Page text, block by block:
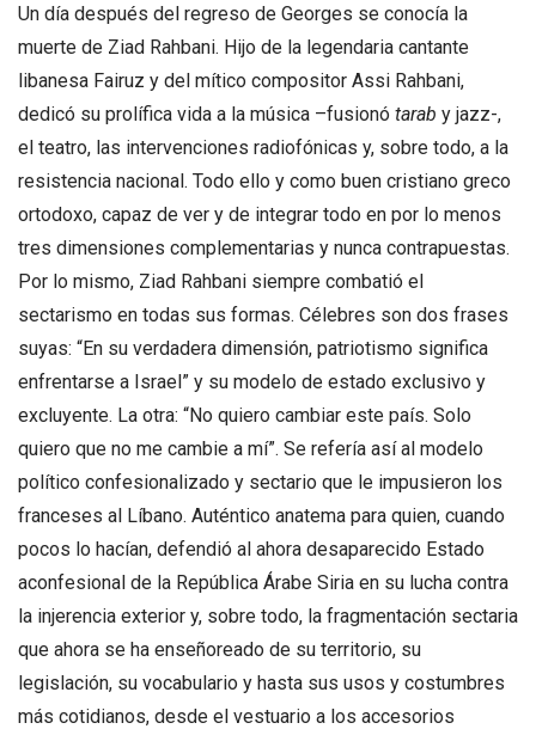
Un día después del regreso de Georges se conocía la
muerte de Ziad Rahbani. Hijo de la legendaria cantante
libanesa Fairuz y del mítico compositor Assi Rahbani,
dedicó su prolífica vida a la música –fusionó tarab y jazz-,
el teatro, las intervenciones radiofónicas y, sobre todo, a la
resistencia nacional. Todo ello y como buen cristiano greco
ortodoxo, capaz de ver y de integrar todo en por lo menos
tres dimensiones complementarias y nunca contrapuestas.
Por lo mismo, Ziad Rahbani siempre combatió el
sectarismo en todas sus formas. Célebres son dos frases
suyas: “En su verdadera dimensión, patriotismo significa
enfrentarse a Israel” y su modelo de estado exclusivo y
excluyente. La otra: “No quiero cambiar este país. Solo
quiero que no me cambie a mí”. Se refería así al modelo
político confesionalizado y sectario que le impusieron los
franceses al Líbano. Auténtico anatema para quien, cuando
pocos lo hacían, defendió al ahora desaparecido Estado
aconfesional de la República Árabe Siria en su lucha contra
la injerencia exterior y, sobre todo, la fragmentación sectaria
que ahora se ha enseñoreado de su territorio, su
legislación, su vocabulario y hasta sus usos y costumbres
más cotidianos, desde el vestuario a los accesorios